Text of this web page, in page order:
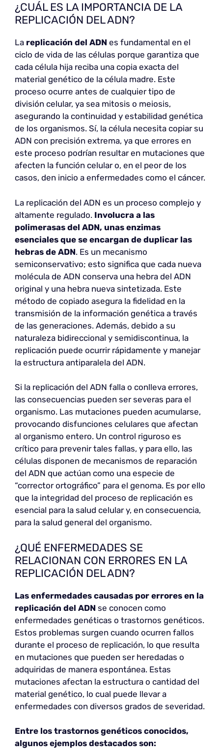
¿CUÁL ES LA IMPORTANCIA DE LA
REPLICACIÓN DEL ADN?
La replicación del ADN es fundamental en el
ciclo de vida de las células porque garantiza que
cada célula hija reciba una copia exacta del
material genético de la célula madre. Este
proceso ocurre antes de cualquier tipo de
división celular, ya sea mitosis o meiosis,
asegurando la continuidad y estabilidad genética
de los organismos. Sí, la célula necesita copiar su
ADN con precisión extrema, ya que errores en
este proceso podrían resultar en mutaciones que
afecten la función celular o, en el peor de los
casos, den inicio a enfermedades como el cáncer.
La replicación del ADN es un proceso complejo y
altamente regulado. Involucra a las
polimerasas del ADN, unas enzimas
esenciales que se encargan de duplicar las
hebras de ADN. Es un mecanismo
semiconservativo; esto significa que cada nueva
molécula de ADN conserva una hebra del ADN
original y una hebra nueva sintetizada. Este
método de copiado asegura la fidelidad en la
transmisión de la información genética a través
de las generaciones. Además, debido a su
naturaleza bidireccional y semidiscontinua, la
replicación puede ocurrir rápidamente y manejar
la estructura antiparalela del ADN.
Si la replicación del ADN falla o conlleva errores,
las consecuencias pueden ser severas para el
organismo. Las mutaciones pueden acumularse,
provocando disfunciones celulares que afectan
al organismo entero. Un control riguroso es
crítico para prevenir tales fallas, y para ello, las
células disponen de mecanismos de reparación
del ADN que actúan como una especie de
“corrector ortográfico” para el genoma. Es por ello
que la integridad del proceso de replicación es
esencial para la salud celular y, en consecuencia,
para la salud general del organismo.
¿QUÉ ENFERMEDADES SE
RELACIONAN CON ERRORES EN LA
REPLICACIÓN DEL ADN?
Las enfermedades causadas por errores en la
replicación del ADN se conocen como
enfermedades genéticas o trastornos genéticos.
Estos problemas surgen cuando ocurren fallos
durante el proceso de replicación, lo que resulta
en mutaciones que pueden ser heredadas o
adquiridas de manera espontánea. Estas
mutaciones afectan la estructura o cantidad del
material genético, lo cual puede llevar a
enfermedades con diversos grados de severidad.
Entre los trastornos genéticos conocidos,
algunos ejemplos destacados son: